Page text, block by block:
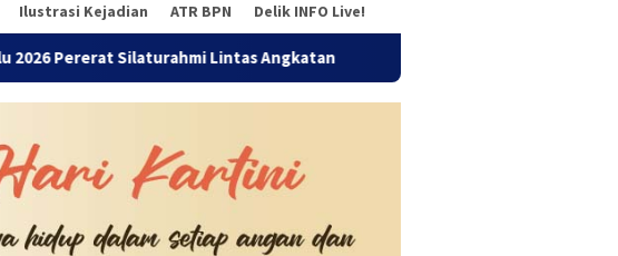
Ilustrasi Kejadian ATR BPN Delik INFO Live!
Silaturahmi Lintas Angkatan Jalan Sehat Temu Kangen Reuni Akbar